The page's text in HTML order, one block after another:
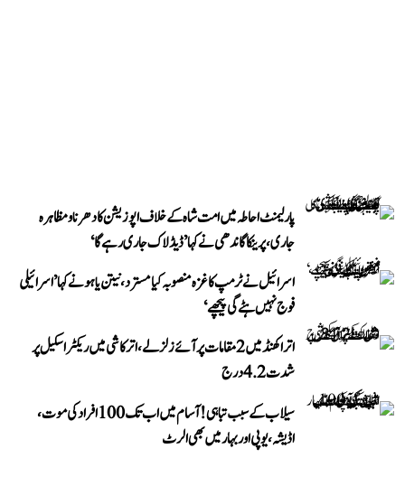
پارلیمنٹ احاطہ میں امت شاہ کے خلاف اپوزیشن کا دھرنا و مظاہرہ
جاری، پرینکا گاندھی نے کہا ’ڈیڈلاک جاری رہے گا‘
اسرائیل نے ٹرمپ کا غزہ منصوبہ کیا مسترد، نیتن یاہو نے کہا ’اسرائیلی
فوج نہیں ہٹے گی پیچھے‘
اتراکھنڈ میں 2 مقامات پر آئے زلزلے، اترکاشی میں ریکٹر اسکیل پر
شدت 4.2 درج
سیلاب کے سبب تباہی! آسام میں اب تک 100 افراد کی موت،
اڈیشہ، یوپی اور بہار میں بھی الرٹ